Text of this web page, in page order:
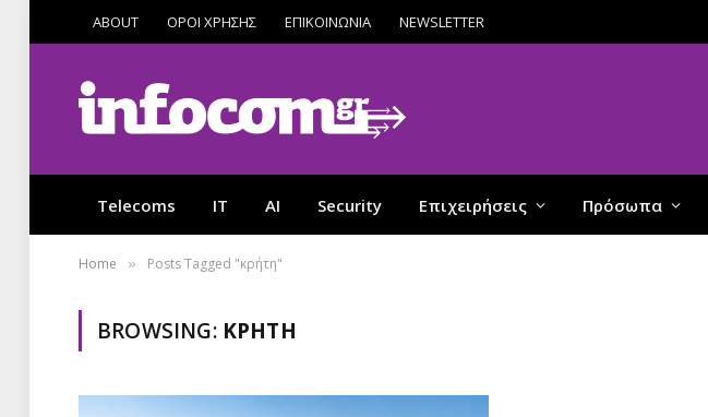
ABOUT ΟΡΟΙ ΧΡΗΣΗΣ ΕΠΙΚΟΙΝΩΝΙΑ NEWSLETTER
Telecoms IT AI Security Επιχειρήσεις Πρόσωπα
Home » Posts Tagged "κρήτη"
BROWSING: ΚΡΉΤΗ